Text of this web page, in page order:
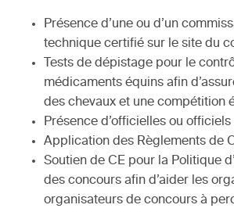
Présence d’une ou d’un
technique certifié sur le site du
Tests de dépistage pour le
médicaments équins afin
des chevaux et une compétition
Présence d’officielles ou
Application des Règlements de
Soutien de CE pour la Politique
des concours afin d’aider les
organisateurs de concours à